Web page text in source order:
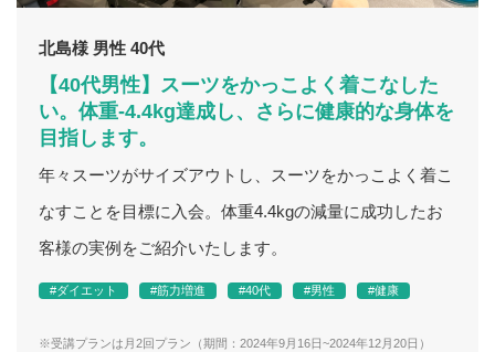
北島様 男性 40代
【40代男性】スーツをかっこよく着こなした
い。体重-4.4kg達成し、さらに健康的な身体を
目指します。
年々スーツがサイズアウトし、スーツをかっこよく着こ
なすことを目標に入会。体重4.4kgの減量に成功したお
客様の実例をご紹介いたします。
#ダイエット #筋力増進 #40代 #男性 #健康
※受講プランは月2回プラン（期間：2024年9月16日~2024年12月20日）